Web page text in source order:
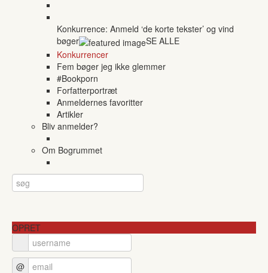
Konkurrence: Anmeld ‘de korte tekster’ og vind
bøger
SE ALLE
Konkurrencer
Fem bøger jeg ikke glemmer
#Bookporn
Forfatterportræt
Anmeldernes favoritter
Artikler
Bliv anmelder?
Om Bogrummet
OPRET
@